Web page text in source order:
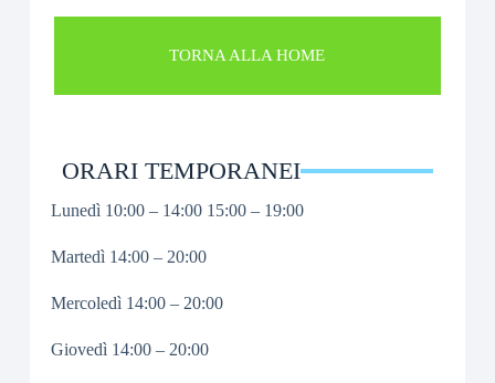
TORNA ALLA HOME
ORARI TEMPORANEI
Lunedì 10:00 – 14:00 15:00 – 19:00
Martedì 14:00 – 20:00
Mercoledì 14:00 – 20:00
Giovedì 14:00 – 20:00